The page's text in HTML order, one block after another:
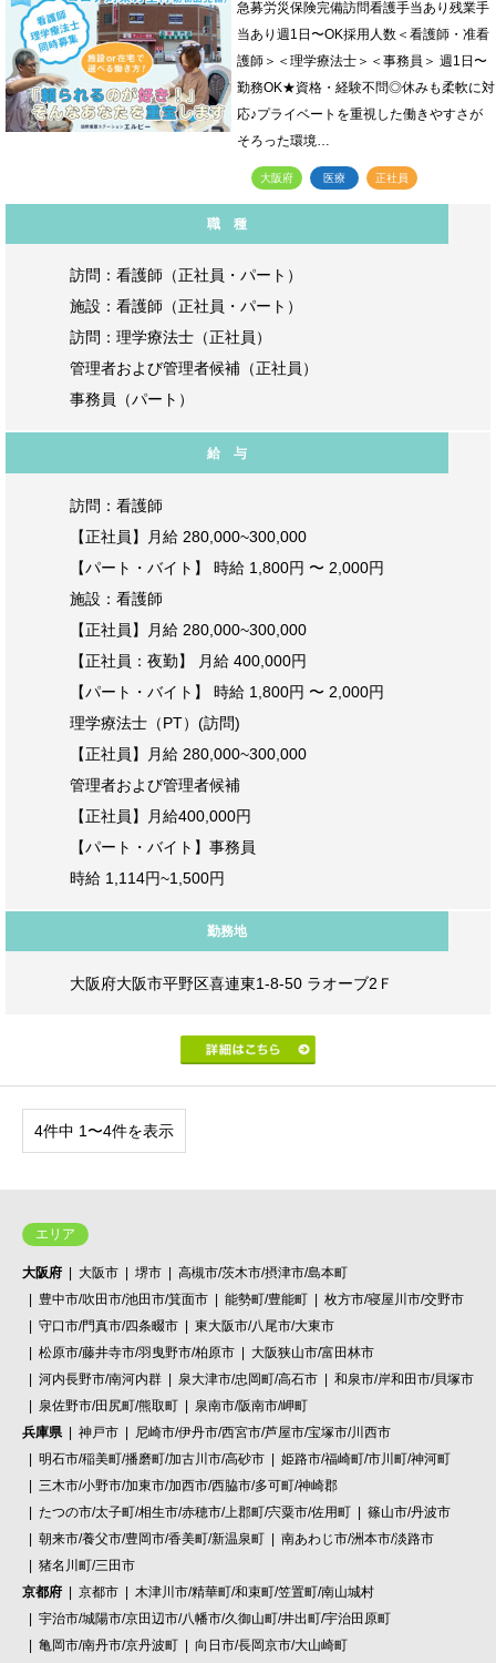
急募労災保険完備訪問看護手当あり残業手
当あり週1日〜OK採用人数＜看護師・准看
護師＞＜理学療法士＞＜事務員＞ 週1日〜
勤務OK★資格・経験不問◎休みも柔軟に対
応♪プライベートを重視した働きやすさが
そろった環境…
大阪府 医療 正社員
職 種
訪問：看護師（正社員・パート）
施設：看護師（正社員・パート）
訪問：理学療法士（正社員）
管理者および管理者候補（正社員）
事務員（パート）
給 与
訪問：看護師
【正社員】月給 280,000~300,000
【パート・バイト】 時給 1,800円 〜 2,000円
施設：看護師
【正社員】月給 280,000~300,000
【正社員：夜勤】 月給 400,000円
【パート・バイト】 時給 1,800円 〜 2,000円
理学療法士（PT）(訪問)
【正社員】月給 280,000~300,000
管理者および管理者候補
【正社員】月給400,000円
【パート・バイト】事務員
時給 1,114円~1,500円
勤務地
大阪府大阪市平野区喜連東1-8-50 ラオーブ2Ｆ
4件中 1〜4件を表示
エリア
大阪府 大阪市 堺市
高槻市/茨木市/摂津市/島本町
豊中市/吹田市/池田市/箕面市
能勢町/豊能町
枚方市/寝屋川市/交野市
守口市/門真市/四条畷市
東大阪市/八尾市/大東市
松原市/藤井寺市/羽曳野市/柏原市
大阪狭山市/富田林市
河内長野市/南河内群
泉大津市/忠岡町/高石市
和泉市/岸和田市/貝塚市
泉佐野市/田尻町/熊取町
泉南市/阪南市/岬町
兵庫県
神戸市
尼崎市/伊丹市/西宮市/芦屋市/宝塚市/川西市
明石市/稲美町/播磨町/加古川市/高砂市
姫路市/福崎町/市川町/神河町
三木市/小野市/加東市/加西市/西脇市/多可町/神崎郡
たつの市/太子町/相生市/赤穂市/上郡町/宍粟市/佐用町
篠山市/丹波市
朝来市/養父市/豊岡市/香美町/新温泉町
南あわじ市/洲本市/淡路市
猪名川町/三田市
京都府
京都市
木津川市/精華町/和束町/笠置町/南山城村
宇治市/城陽市/京田辺市/八幡市/久御山町/井出町/宇治田原町
亀岡市/南丹市/京丹波町
向日市/長岡京市/大山崎町